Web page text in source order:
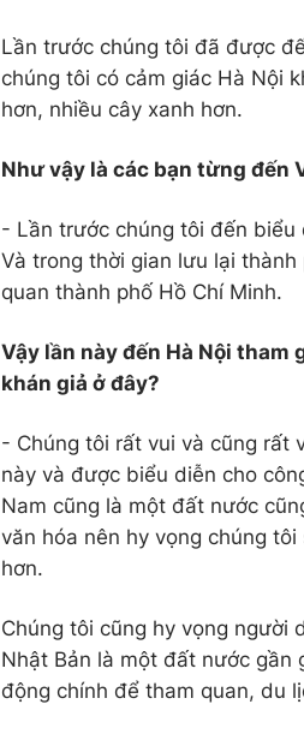
Lần trước chúng tôi đã được
chúng tôi có cảm giác Hà Nội
hơn, nhiều cây xanh hơn.
Như vậy là các bạn từng đến
- Lần trước chúng tôi đến biểu
Và trong thời gian lưu lại
quan thành phố Hồ Chí Minh.
Vậy lần này đến Hà Nội tham
khán giả ở đây?
- Chúng tôi rất vui và cũng rất
này và được biểu diễn cho
Nam cũng là một đất nước
văn hóa nên hy vọng chúng
hơn.
Chúng tôi cũng hy vọng người
Nhật Bản là một đất nước gần
động chính để tham quan, du